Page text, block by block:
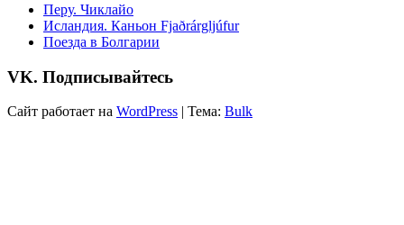
Перу. Чиклайо
Исландия. Каньон Fjaðrárgljúfur
Поезда в Болгарии
VK. Подписывайтесь
Сайт работает на WordPress | Тема: Bulk